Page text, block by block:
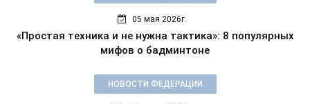
05 мая 2026г.
«Простая техника и не нужна тактика»: 8 популярных
мифов о бадминтоне
НОВОСТИ ФЕДЕРАЦИИ